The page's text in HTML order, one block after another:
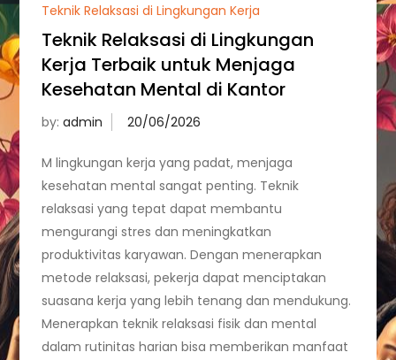
Teknik Relaksasi di Lingkungan Kerja
Teknik Relaksasi di Lingkungan
Kerja Terbaik untuk Menjaga
Kesehatan Mental di Kantor
by:admin
M lingkungan kerja yang padat, menjaga
kesehatan mental sangat penting. Teknik
relaksasi yang tepat dapat membantu
mengurangi stres dan meningkatkan
produktivitas karyawan. Dengan menerapkan
metode relaksasi, pekerja dapat menciptakan
suasana kerja yang lebih tenang dan mendukung.
Menerapkan teknik relaksasi fisik dan mental
dalam rutinitas harian bisa memberikan manfaat